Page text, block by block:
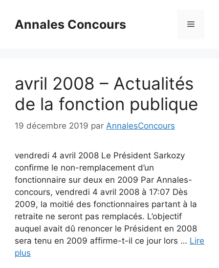
contenuAnnales Concours Menu
avril 2008 – Actualités
de la fonction publique
19 décembre 2019 par AnnalesConcours
vendredi 4 avril 2008 Le Président Sarkozy
confirme le non-remplacement d’un
fonctionnaire sur deux en 2009 Par Annales-
concours, vendredi 4 avril 2008 à 17:07 Dès
2009, la moitié des fonctionnaires partant à la
retraite ne seront pas remplacés. L’objectif
auquel avait dû renoncer le Président en 2008
sera tenu en 2009 affirme-t-il ce jour lors … Lire
plus